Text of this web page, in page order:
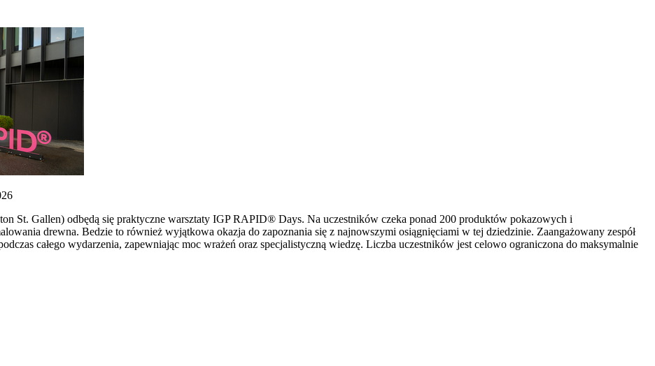
St. Gallen) odbędą się praktyczne warsztaty IGP RAPID® Days. Na uczestników czeka ponad 200 produktów pokazowych i
drewna. Bedzie to również wyjątkowa okazja do zapoznania się z najnowszymi osiągnięciami w tej dziedzinie. Zaangażowany zespół
całego wydarzenia, zapewniając moc wrażeń oraz specjalistyczną wiedzę. Liczba uczestników jest celowo ograniczona do maksymalnie